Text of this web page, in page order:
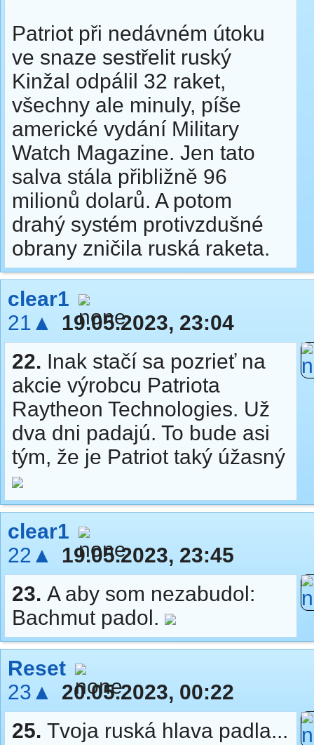
Patriot při nedávném útoku
ve snaze sestřelit ruský
Kinžal odpálil 32 raket,
všechny ale minuly, píše
americké vydání Military
Watch Magazine. Jen tato
salva stála přibližně 96
milionů dolarů. A potom
drahý systém protivzdušné
obrany zničila ruská raketa.
clear1
21▲
19.05.2023, 23:04
22. Inak stačí sa pozrieť na
akcie výrobcu Patriota
Raytheon Technologies. Už
dva dni padajú. To bude asi
tým, že je Patriot taký úžasný
clear1
22▲
19.05.2023, 23:45
23. A aby som nezabudol:
Bachmut padol.
Reset
23▲
20.05.2023, 00:22
25. Tvoja ruská hlava padla...